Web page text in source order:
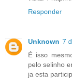
Responder
Unknown 7
É isso
pelo selinho
ja esta